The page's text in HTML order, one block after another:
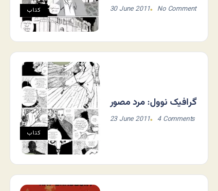
کتاب 30 June 2011 No Comment
کتاب
گرافیک نوول: مرد مصور
23 June 2011 4 Comments